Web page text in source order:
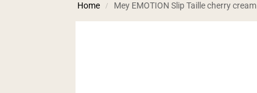
Home / Mey EMOTION Slip Taille cherry cream